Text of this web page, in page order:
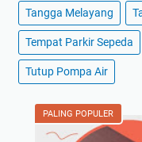
Tangga Melayang
Tempat Parkir Sepeda
Tutup Pompa Air
PALING POPULER